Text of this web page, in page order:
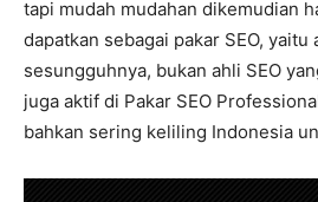
tapi mudah mudahan dikemudian
dapatkan sebagai pakar SEO, yaitu
sesungguhnya, bukan ahli SEO
juga aktif di Pakar SEO
bahkan sering keliling Indonesia